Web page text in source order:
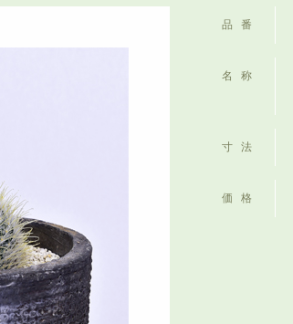
品番
名称
寸法
価格